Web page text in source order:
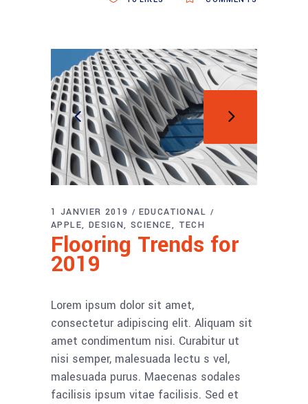
1 JANVIER 2019
EDUCATIONAL
APPLE
DESIGN SCIENCE TECH
Flooring Trends for
2019
Lorem ipsum dolor sit amet,
consectetur adipiscing elit. Aliquam sit
amet condimentum nisi. Curabitur ut
nisi semper, malesuada lectu s vel,
malesuada purus. Maecenas sodales
facilisis ipsum vitae facilisis. Sed et